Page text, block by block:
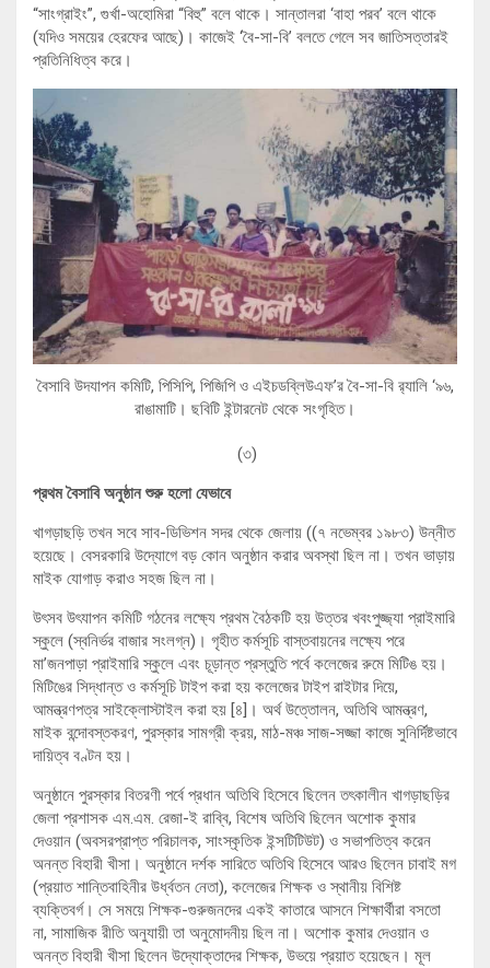
“সাংগ্রাইং”, গুর্খা-অহোমিরা “বিহু” বলে থাকে। সান্তালরা ‘বাহা পরব’ বলে থাকে
(যদিও সময়ের হেরফের আছে)। কাজেই ‘বৈ-সা-বি’ বলতে গেলে সব জাতিসত্তারই
প্রতিনিধিত্ব করে।
বৈসাবি উদযাপন কমিটি, পিসিপি, পিজিপি ও এইচডব্লিউএফ’র বৈ-সা-বি র‍্যালি ‘৯৬,
রাঙামাটি। ছবিটি ইন্টারনেট থেকে সংগৃহিত।
(৩)
প্রথম বৈসাবি অনুষ্ঠান শুরু হলো যেভাবে
খাগড়াছড়ি তখন সবে সাব-ডিভিশন সদর থেকে জেলায় ((৭ নভেম্বর ১৯৮৩) উন্নীত
হয়েছে। বেসরকারি উদ্যোগে বড় কোন অনুষ্ঠান করার অবস্থা ছিল না। তখন ভাড়ায়
মাইক যোগাড় করাও সহজ ছিল না।
উৎসব উৎযাপন কমিটি গঠনের লক্ষ্যে প্রথম বৈঠকটি হয় উত্তর খবংপুজ্জ্যা প্রাইমারি
স্কুলে (স্বনির্ভর বাজার সংলগ্ন)। গৃহীত কর্মসূচি বাস্তবায়নের লক্ষ্যে পরে
মা’জনপাড়া প্রাইমারি স্কুলে এবং চূড়ান্ত প্রস্তুতি পর্বে কলেজের রুমে মিটিঙ হয়।
মিটিঙের সিদ্ধান্ত ও কর্মসূচি টাইপ করা হয় কলেজের টাইপ রাইটার দিয়ে,
আমন্ত্রণপত্র সাইক্লোস্টাইল করা হয় [৪]। অর্থ উত্তোলন, অতিথি আমন্ত্রণ,
মাইক বন্দোবস্তকরণ, পুরস্কার সামগ্রী ক্রয়, মাঠ-মঞ্চ সাজ-সজ্জা কাজে সুনির্দিষ্টভাবে
দায়িত্ব বণ্টন হয়।
অনুষ্ঠানে পুরস্কার বিতরণী পর্বে প্রধান অতিথি হিসেবে ছিলেন তৎকালীন খাগড়াছড়ির
জেলা প্রশাসক এম.এম. রেজা-ই রাব্বি, বিশেষ অতিথি ছিলেন অশোক কুমার
দেওয়ান (অবসরপ্রাপ্ত পরিচালক, সাংস্কৃতিক ইন্সটিটিউট) ও সভাপতিত্ব করেন
অনন্ত বিহারী খীসা। অনুষ্ঠানে দর্শক সারিতে অতিথি হিসেবে আরও ছিলেন চাবাই মগ
(প্রয়াত শান্তিবাহিনীর উর্ধ্বতন নেতা), কলেজের শিক্ষক ও স্থানীয় বিশিষ্ট
ব্যক্তিবর্গ। সে সময়ে শিক্ষক-গুরুজনদের একই কাতারে আসনে শিক্ষার্থীরা বসতো
না, সামাজিক রীতি অনুযায়ী তা অনুমোদনীয় ছিল না। অশোক কুমার দেওয়ান ও
অনন্ত বিহারী খীসা ছিলেন উদ্যোক্তাদের শিক্ষক, উভয়ে প্রয়াত হয়েছেন। মূল